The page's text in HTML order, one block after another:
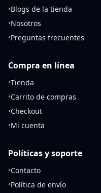
•Blogs de la tienda
•Nosotros
•Preguntas frecuentes
Compra en línea
•Tienda
•Carrito de compras
•Checkout
•Mi cuenta
Políticas y soporte
•Contacto
•Política de envío